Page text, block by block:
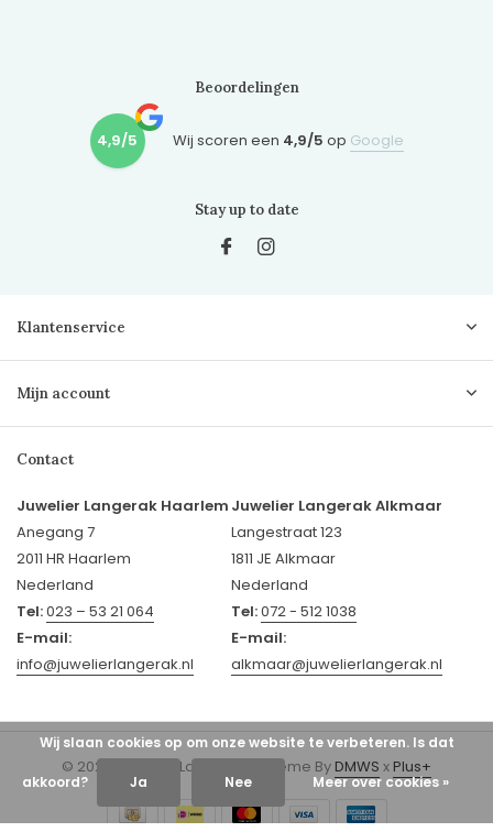
Beoordelingen
4,9/5 Wij scoren een 4,9/5 op Google
Stay up to date
Klantenservice
Mijn account
Contact
Juwelier Langerak Haarlem
Anegang 7
2011 HR Haarlem
Nederland
Tel:023 – 53 21 064
E-mail:
info@juwelierlangerak.nl
Juwelier Langerak Alkmaar
Langestraat 123
1811 JE Alkmaar
Nederland
Tel:072 - 512 1038
E-mail:
alkmaar@juwelierlangerak.nl
© 2026 Juwelier Langerak - Theme By DMWS x Plus+
Wij slaan cookies op om onze website te verbeteren. Is dat
akkoord? Ja Nee Meer over cookies »